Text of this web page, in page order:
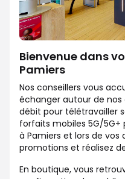
Bienvenue dans
Pamiers
Nos conseillers vous
échanger autour de
débit pour télétravailler
forfaits mobiles 5G/
à Pamiers et lors de
promotions et réalisez
En boutique, vous